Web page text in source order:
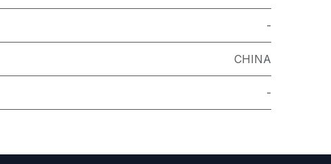
-
CHINA
-